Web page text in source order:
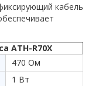
кабель
ATH-R70X
470 Ом
1 Вт